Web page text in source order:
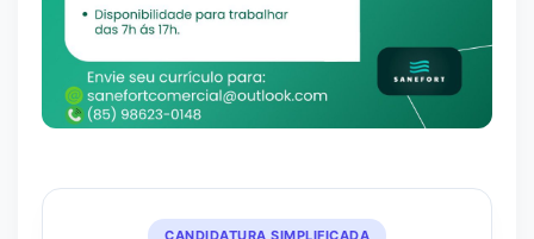
CANDIDATURA SIMPLIFICADA